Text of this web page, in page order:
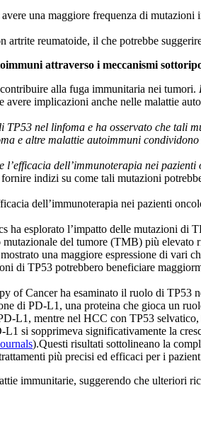
una maggiore frequenza di
reumatoide, il che potrebbe
attraverso i meccanismi
alla fuga immunitaria nei tumori.
avere implicazioni anche nelle malattie
nel linfoma e ha osservato che tali
e altre malattie autoimmuni
l’efficacia dell’immunoterapia nei pazienti
indizi su come tali mutazioni
dell’immunoterapia nei pazienti
esplorato l’impatto delle mutazioni di
del tumore (TMB) più
una maggiore espressione di
TP53 potrebbero beneficiare
of Cancer ha esaminato il ruolo di TP53
di PD-L1, una proteina che gioca un
L1, mentre nel HCC con TP53
si sopprimeva significativamente la
)​.Questi risultati sottolineano la
più precisi ed efficaci per i
immunitarie, suggerendo che ulteriori